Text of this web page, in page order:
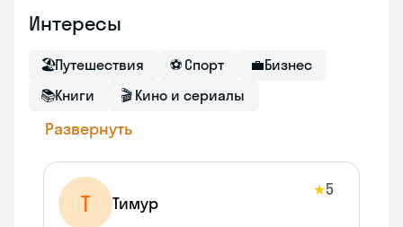
Интересы
🏖Путешествия ⚽ Спорт 💼Бизнес
📚Книги 🎬 Кино и сериалы
Развернуть
Т Тимур
★5